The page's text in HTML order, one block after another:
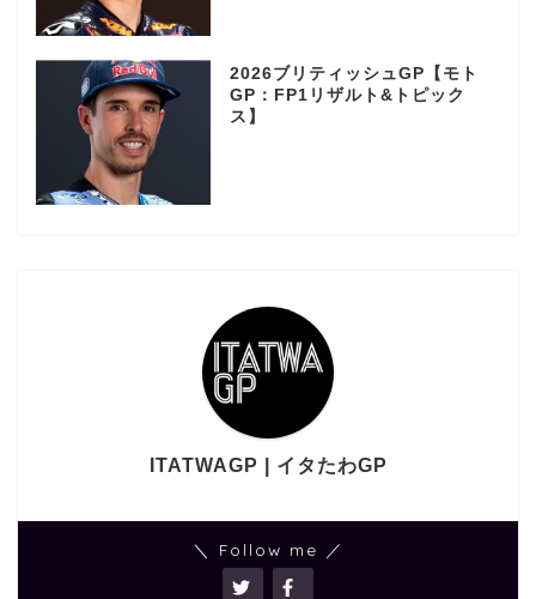
2026ブリティッシュGP【モト
GP：FP1リザルト&トピック
ス】
ITATWAGP | イタたわGP
＼ Follow me ／